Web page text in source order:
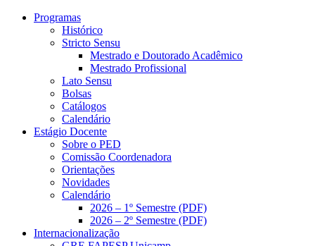
Programas
Histórico
Stricto Sensu
Mestrado e Doutorado Acadêmico
Mestrado Profissional
Lato Sensu
Bolsas
Catálogos
Calendário
Estágio Docente
Sobre o PED
Comissão Coordenadora
Orientações
Novidades
Calendário
2026 – 1º Semestre (PDF)
2026 – 2º Semestre (PDF)
Internacionalização